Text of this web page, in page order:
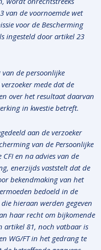
van de voornoemde wet
voor de Bescherming
ingesteld door artikel 23
van de persoonlijke
mede dat de
over het resultaat daarvan
in kwestie betreft.
aan de verzoeker
van de Persoonlijke
en na advies van de
enerzijds vaststelt dat de
bekendmaking van het
bedoeld in de
hieraan werden gegeven
haar recht om bijkomende
artikel 81, noch vatbaar is
WG/FT in het gedrang te